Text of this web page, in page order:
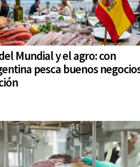
Mundial y el agro: con
pesca buenos